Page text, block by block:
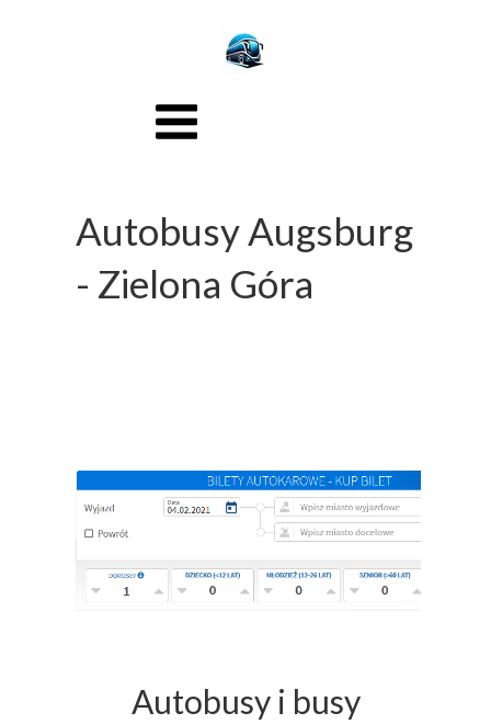
Autobusy i busy
Autobusy Augsburg
- Zielona Góra